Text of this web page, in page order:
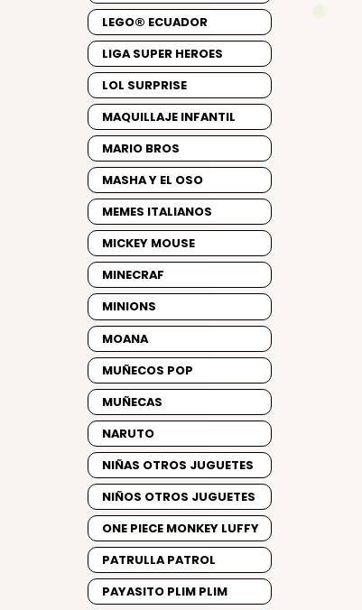
LEGO® ECUADOR
LIGA SUPER HEROES
LOL SURPRISE
MAQUILLAJE INFANTIL
MARIO BROS
MASHA Y EL OSO
MEMES ITALIANOS
MICKEY MOUSE
MINECRAF
MINIONS
MOANA
MUÑECOS POP
MUÑECAS
NARUTO
NIÑAS OTROS JUGUETES
NIÑOS OTROS JUGUETES
ONE PIECE MONKEY LUFFY
PATRULLA PATROL
PAYASITO PLIM PLIM